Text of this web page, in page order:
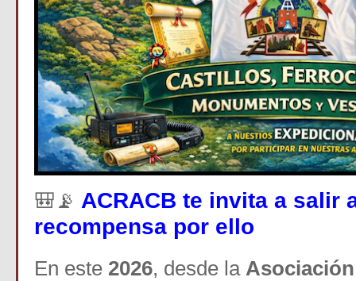
🎒📡 ACRACB te invita a salir
recompensa por ello
En este 2026, desde la